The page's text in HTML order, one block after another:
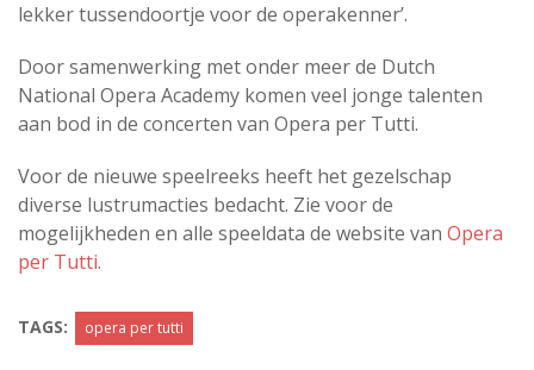
lekker tussendoortje voor de operakenner’.
Door samenwerking met onder meer de Dutch
National Opera Academy komen veel jonge talenten
aan bod in de concerten van Opera per Tutti.
Voor de nieuwe speelreeks heeft het gezelschap
diverse lustrumacties bedacht. Zie voor de
mogelijkheden en alle speeldata de website van Opera
per Tutti.
TAGS: opera per tutti